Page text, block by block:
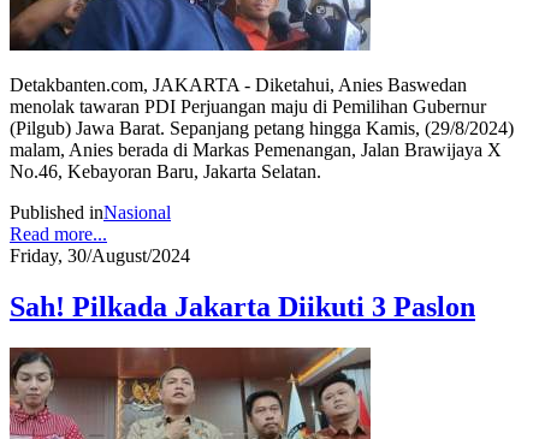
Detakbanten.com, JAKARTA - Diketahui, Anies Baswedan
menolak tawaran PDI Perjuangan maju di Pemilihan Gubernur
(Pilgub) Jawa Barat. Sepanjang petang hingga Kamis, (29/8/2024)
malam, Anies berada di Markas Pemenangan, Jalan Brawijaya X
No.46, Kebayoran Baru, Jakarta Selatan.
Published inNasional
Read more...
Friday, 30/August/2024
Sah! Pilkada Jakarta Diikuti 3 Paslon